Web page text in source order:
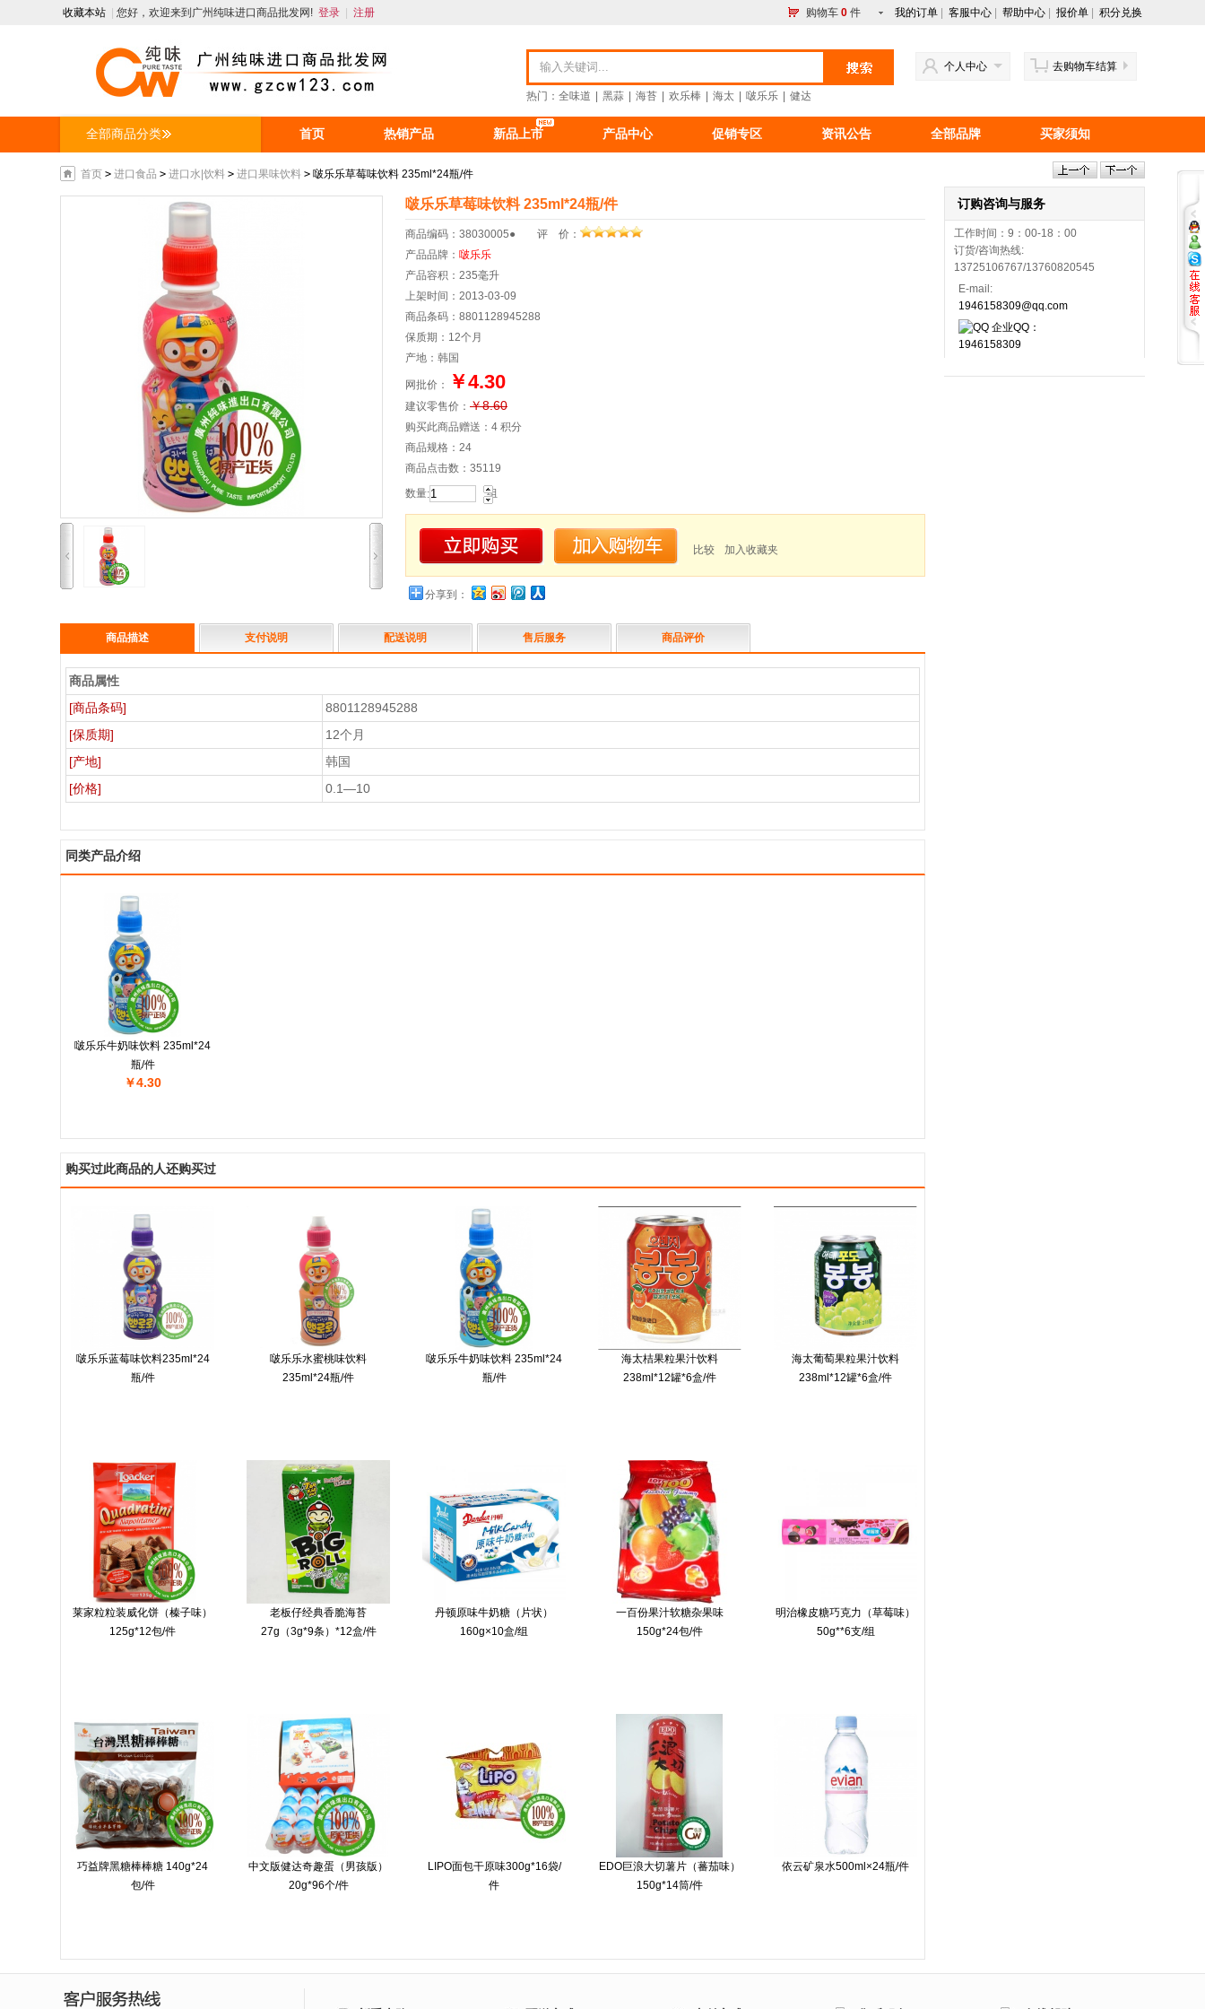
收藏本站 您好，欢迎来到广州纯味进口商品批发网! 登录 注册 我的订单 客服中心 帮助中心 报价单 积分兑换
购物车 0 件
热门： 全味道 黑蒜 海苔 欢乐棒 海太 啵乐乐 健达
个人中心 去购物车结算
全部商品分类 首页 热销产品 新品上市 产品中心 促销专区 资讯公告 全部品牌 买家须知
人才招聘 资讯 马来西亚产品
首页 > 进口食品 > 进口水|饮料 > 进口果味饮料 > 啵乐乐草莓味饮料 235ml*24瓶/件
啵乐乐草莓味饮料 235ml*24瓶/件
商品编码：38030005● 评 价：
产品品牌： 啵乐乐
产品容积：235毫升
上架时间：2013-03-09
商品条码：8801128945288
保质期：12个月
产地：韩国
网批价： ￥4.30
建议零售价： ￥8.60
购买此商品赠送： 4 积分
商品规格：24
商品点击数：35119
数量: 组
加入收藏夹
比较
分享到：
商品描述 支付说明 配送说明 售后服务 商品评价
商品属性
[商品条码]
8801128945288
[保质期]
12个月
[产地]
韩国
[价格]
0.1—10
同类产品介绍
啵乐乐牛奶味饮料 235ml*24
瓶/件
￥4.30
购买过此商品的人还购买过
啵乐乐蓝莓味饮料235ml*24
瓶/件
啵乐乐水蜜桃味饮料
235ml*24瓶/件
啵乐乐牛奶味饮料 235ml*24
瓶/件
海太桔果粒果汁饮料
238ml*12罐*6盒/件
海太葡萄果粒果汁饮料
238ml*12罐*6盒/件
莱家粒粒装威化饼（榛子味）
125g*12包/件
老板仔经典香脆海苔
27g（3g*9条）*12盒/件
丹顿原味牛奶糖（片状）
160g×10盒/组
一百份果汁软糖杂果味
150g*24包/件
明治橡皮糖巧克力（草莓味）
50g**6支/组
巧益牌黑糖棒棒糖 140g*24
包/件
中文版健达奇趣蛋（男孩版）
20g*96个/件
LIPO面包干原味300g*16袋/
件
EDO巨浪大切薯片（蕃茄味）
150g*14筒/件
依云矿泉水500ml×24瓶/件
订购咨询与服务
工作时间：9：00-18：00
订货/咨询热线:
13725106767/13760820545
E-mail:
1946158309@qq.com
企业QQ：
1946158309